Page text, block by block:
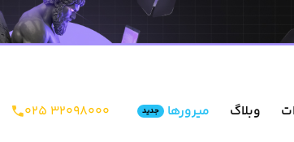
وبلاگ میرورها جدید ۰۲۵ ۳۲۰۹۸۰۰۰